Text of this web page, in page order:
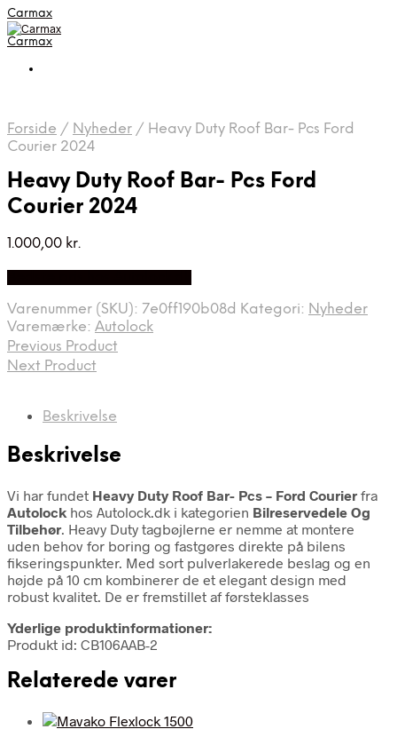
Carmax
Carmax
Forside / Nyheder / Heavy Duty Roof Bar- Pcs Ford
Courier 2024
Heavy Duty Roof Bar- Pcs Ford
Courier 2024
1.000,00 kr.
Varenummer (SKU): 7e0ff190b08d Kategori: Nyheder
Varemærke: Autolock
Previous Product
Next Product
Beskrivelse
Beskrivelse
Vi har fundet Heavy Duty Roof Bar- Pcs – Ford Courier fra
Autolock hos Autolock.dk i kategorien Bilreservedele Og
Tilbehør. Heavy Duty tagbøjlerne er nemme at montere
uden behov for boring og fastgøres direkte på bilens
fikseringspunkter. Med sort pulverlakerede beslag og en
højde på 10 cm kombinerer de et elegant design med
robust kvalitet. De er fremstillet af førsteklasses
Yderlige produktinformationer:
Produkt id: CB106AAB-2
Relaterede varer